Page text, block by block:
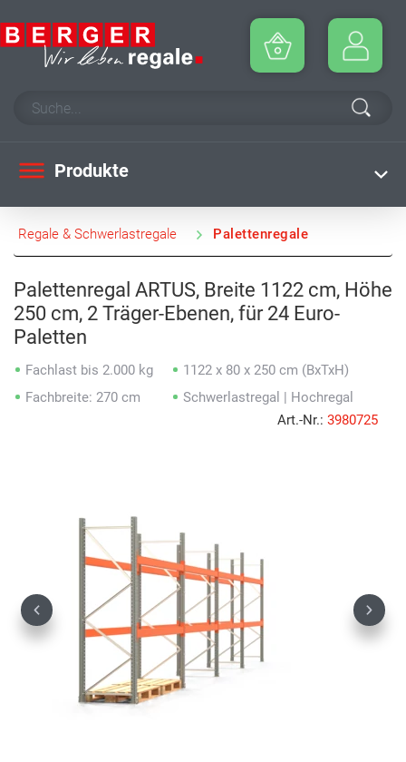
Produkte
Regale & Schwerlastregale Palettenregale
Palettenregal ARTUS, Breite 1122 cm, Höhe
250 cm, 2 Träger-Ebenen, für 24 Euro-
Paletten
Fachlast bis 2.000 kg
Fachbreite: 270 cm
1122 x 80 x 250 cm (BxTxH)
Schwerlastregal | Hochregal
Art.-Nr.: 3980725
Previous Next